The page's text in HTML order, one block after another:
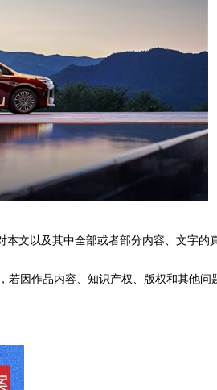
文以及其中全部或者部分内容、文字
因作品内容、知识产权、版权和其他